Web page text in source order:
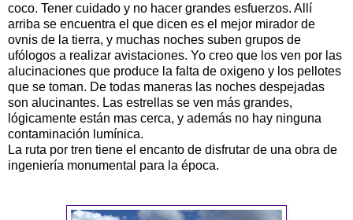
coco. Tener cuidado y no hacer grandes esfuerzos. Allí
arriba se encuentra el que dicen es el mejor mirador de
ovnis de la tierra, y muchas noches suben grupos de
ufólogos a realizar avistaciones. Yo creo que los ven por las
alucinaciones que produce la falta de oxigeno y los pellotes
que se toman. De todas maneras las noches despejadas
son alucinantes. Las estrellas se ven más grandes,
lógicamente están mas cerca, y además no hay ninguna
contaminación lumínica.
La ruta por tren tiene el encanto de disfrutar de una obra de
ingeniería monumental para la época.